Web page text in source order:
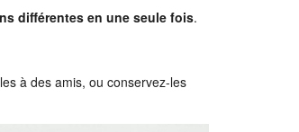
différentes en une seule fois.
à des amis, ou conservez-les